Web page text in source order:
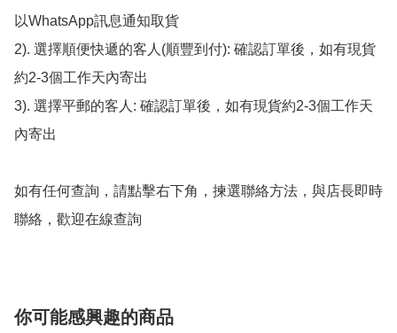
以WhatsApp訊息通知取貨
2). 選擇順便快遞的客人(順豐到付): 確認訂單後，如有現貨
約2-3個工作天內寄出
3). 選擇平郵的客人: 確認訂單後，如有現貨約2-3個工作天
內寄出
如有任何查詢，請點擊右下角，揀選聯絡方法，與店長即時
聯絡，歡迎在線查詢
你可能感興趣的商品